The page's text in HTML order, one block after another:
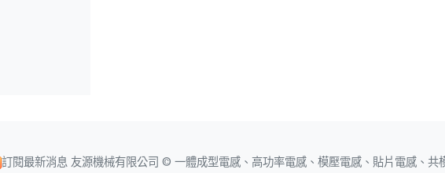
訂閱最新消息友源機械有限公司 © 一體成型電感、高功率電感、模壓電感、貼片電感、共